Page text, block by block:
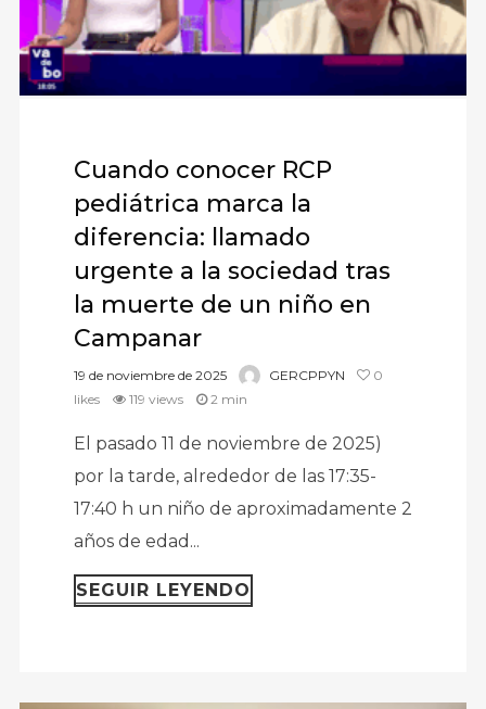
Cuando conocer RCP
pediátrica marca la
diferencia: llamado
urgente a la sociedad tras
la muerte de un niño en
Campanar
19 de noviembre de 2025 GERCPPYN
0
likes
119 views 2 min
El pasado 11 de noviembre de 2025)
por la tarde, alrededor de las 17:35-
17:40 h un niño de aproximadamente 2
años de edad...
SEGUIR LEYENDO